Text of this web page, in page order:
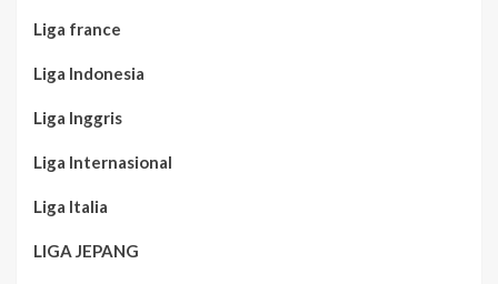
Liga france
Liga Indonesia
Liga Inggris
Liga Internasional
Liga Italia
LIGA JEPANG